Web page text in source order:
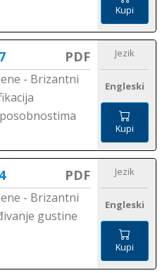
Kupi
PDF
- Brizantni
Jezik
Engleski
Kupi
PDF
- Brizantni
gustine
Jezik
Engleski
Kupi